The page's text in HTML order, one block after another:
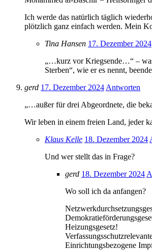
Ich werde das natürlich täglich
plötzlich ganz einfach werden. Mein
Tina Hansen 17. Dezember 2024
„…kurz vor Kriegsende…“ – was
Sterben“, wie er es nennt,
gerd 17. Dezember 2024 Antworten
„…außer für drei Abgeordnete, die
Wir leben in einem freien Land, jeder
Klaus Kelle 18. Dezember 2024
Und wer stellt das in Frage?
gerd 18. Dezember 2024
Wo soll ich da anfangen?
Heizungsgesetz!
Einrichtungsbezogene